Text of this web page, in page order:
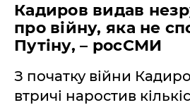
Кадиров видав
про війну, яка не
Путіну, – росСМИ
З початку війни
втричі наростив